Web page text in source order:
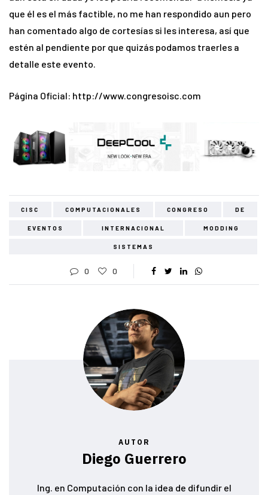
que él es el más factible, no me han respondido aun pero
han comentado algo de cortesías si les interesa, así que
estén al pendiente por que quizás podamos traerles a
detalle este evento.
Página Oficial: http://www.congresoisc.com
CISC COMPUTACIONALES CONGRESO DE
EVENTOS INTERNACIONAL MODDING
SISTEMAS
0 0
AUTOR
Diego Guerrero
Ing. en Computación con la idea de difundir el